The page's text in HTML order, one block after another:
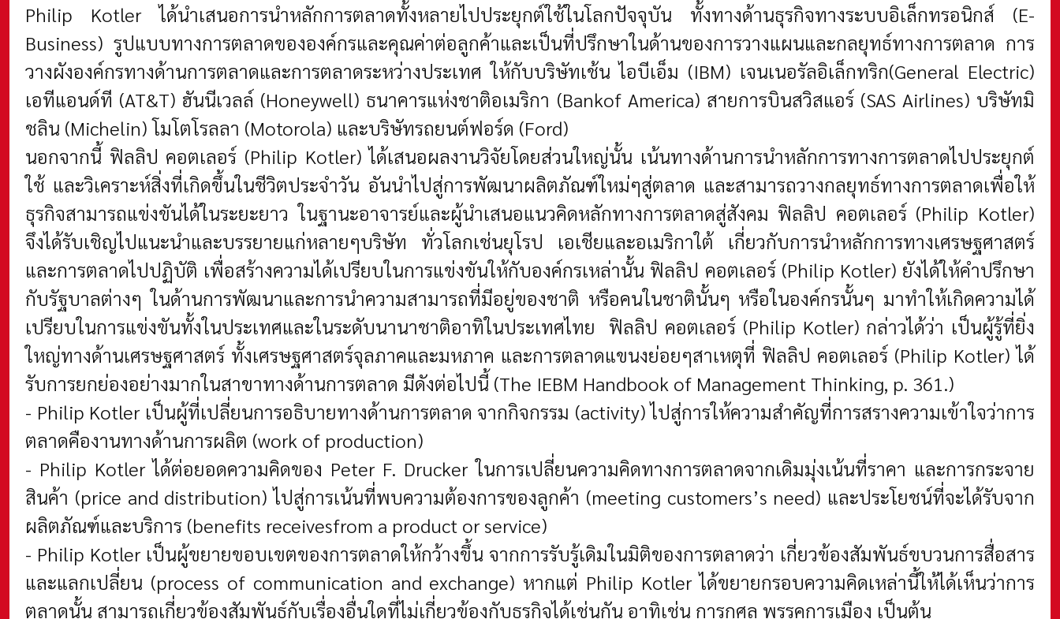
Philip Kotler ได้นำเสนอการนำหลักการตลาดทั้งหลายไปประยุกต์ใช้ในโลกปัจจุบัน ทั้งทางด้านธุรกิจทางระบบอิเล็กทรอนิกส์ (E-
Business) รูปแบบทางการตลาดขององค์กรและคุณค่าต่อลูกค้าและเป็นที่ปรึกษาในด้านของการวางแผนและกลยุทธ์ทางการตลาด การ
วางผังองค์กรทางด้านการตลาดและการตลาดระหว่างประเทศ ให้กับบริษัทเช้น ไอบีเอ็ม (IBM) เจนเนอรัลอิเล็กทริก(General Electric)
เอทีแอนด์ที (AT&T) ฮันนีเวลล์ (Honeywell) ธนาคารแห่งชาติอเมริกา (Bankof America) สายการบินสวิสแอร์ (SAS Airlines) บริษัทมิ
ชลิน (Michelin) โมโตโรลลา (Motorola) และบริษัทรถยนต์ฟอร์ด (Ford)
นอกจากนี้ ฟิลลิป คอตเลอร์ (Philip Kotler) ได้เสนอผลงานวิจัยโดยส่วนใหญ่นั้น เน้นทางด้านการนำหลักการทางการตลาดไปประยุกต์
ใช้ และวิเคราะห์สิ่งที่เกิดขึ้นในชีวิตประจำวัน อันนำไปสู่การพัฒนาผลิตภัณฑ์ใหม่ๆสู่ตลาด และสามารถวางกลยุทธ์ทางการตลาดเพื่อให้
ธุรกิจสามารถแข่งขันได้ในระยะยาว ในฐานะอาจารย์และผู้นำเสนอแนวคิดหลักทางการตลาดสู่สังคม ฟิลลิป คอตเลอร์ (Philip Kotler)
จึงได้รับเชิญไปแนะนำและบรรยายแก่หลายๆบริษัท ทั่วโลกเช่นยุโรป เอเชียและอเมริกาใต้ เกี่ยวกับการนำหลักการทางเศรษฐศาสตร์
และการตลาดไปปฏิบัติ เพื่อสร้างความได้เปรียบในการแข่งขันให้กับองค์กรเหล่านั้น ฟิลลิป คอตเลอร์ (Philip Kotler) ยังได้ให้คำปรึกษา
กับรัฐบาลต่างๆ ในด้านการพัฒนาและการนำความสามารถที่มีอยู่ของชาติ หรือคนในชาตินั้นๆ หรือในองค์กรนั้นๆ มาทำให้เกิดความได้
เปรียบในการแข่งขันทั้งในประเทศและในระดับนานาชาติอาทิในประเทศไทย ฟิลลิป คอตเลอร์ (Philip Kotler) กล่าวได้ว่า เป็นผู้รู้ที่ยิ่ง
ใหญ่ทางด้านเศรษฐศาสตร์ ทั้งเศรษฐศาสตร์จุลภาคและมหภาค และการตลาดแขนงย่อยๆสาเหตุที่ ฟิลลิป คอตเลอร์ (Philip Kotler) ได้
รับการยกย่องอย่างมากในสาขาทางด้านการตลาด มีดังต่อไปนี้ (The IEBM Handbook of Management Thinking, p. 361.)
- Philip Kotler เป็นผู้ที่เปลี่ยนการอธิบายทางด้านการตลาด จากกิจกรรม (activity) ไปสู่การให้ความสำคัญที่การสรางความเข้าใจว่าการ
ตลาดคืองานทางด้านการผลิต (work of production)
- Philip Kotler ได้ต่อยอดความคิดของ Peter F. Drucker ในการเปลี่ยนความคิดทางการตลาดจากเดิมมุ่งเน้นที่ราคา และการกระจาย
สินค้า (price and distribution) ไปสู่การเน้นที่พบความต้องการของลูกค้า (meeting customers’s need) และประโยชน์ที่จะได้รับจาก
ผลิตภัณฑ์และบริการ (benefits receivesfrom a product or service)
- Philip Kotler เป็นผู้ขยายขอบเขตของการตลาดให้กว้างขึ้น จากการรับรู้เดิมในมิติของการตลาดว่า เกี่ยวข้องสัมพันธ์ขบวนการสื่อสาร
และแลกเปลี่ยน (process of communication and exchange) หากแต่ Philip Kotler ได้ขยายกรอบความคิดเหล่านี้ให้ได้เห็นว่าการ
ตลาดนั้น สามารถเกี่ยวข้องสัมพันธ์กับเรื่องอื่นใดที่ไม่เกี่ยวข้องกับธุรกิจได้เช่นกัน อาทิเช่น การกุศล พรรคการเมือง เป็นต้น